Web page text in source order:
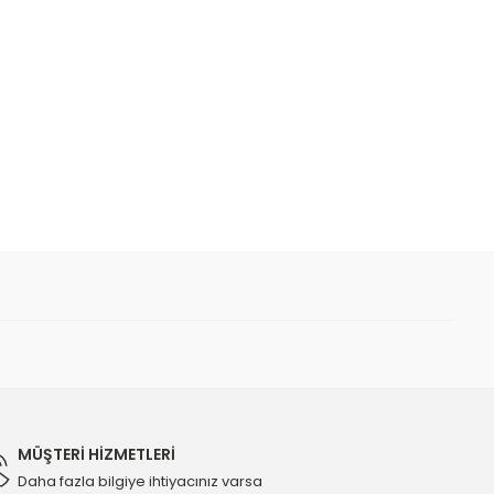
MÜŞTERİ HİZMETLERİ
Daha fazla bilgiye ihtiyacınız varsa